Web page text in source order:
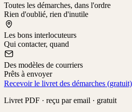
Toutes les démarches, dans l'ordre
Rien d'oublié, rien d'inutile
Les bons interlocuteurs
Qui contacter, quand
Des modèles de courriers
Prêts à envoyer
Recevoir le livret des démarches (gratuit)
Livret PDF · reçu par email · gratuit